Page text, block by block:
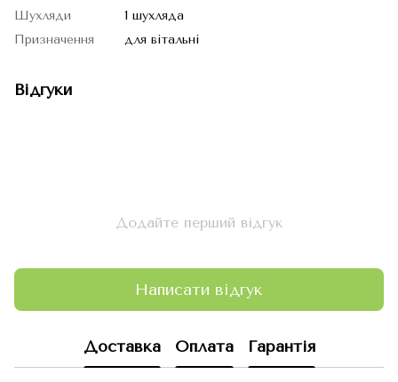
Шухляди
1 шухляда
Призначення
для вітальні
Відгуки
Додайте перший відгук
Написати відгук
Доставка Оплата Гарантія